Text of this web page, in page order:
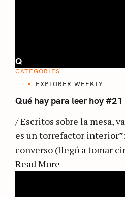
Q
CATEGORIES
EXPLORER WEEKLY
Qué hay para leer hoy #21
/ Escritos sobre la mesa,
es un torrefactor
converso (llegó a tomar
Read More